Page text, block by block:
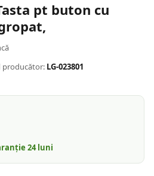
pt buton cu
producător: LG-023801
24luni